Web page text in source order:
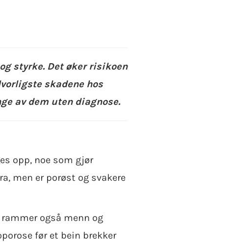
styrke. Det øker risikoen
skadene hos
av dem uten diagnose.
opp, noe som gjør
men er porøst og svakere
også menn og
før et bein brekker